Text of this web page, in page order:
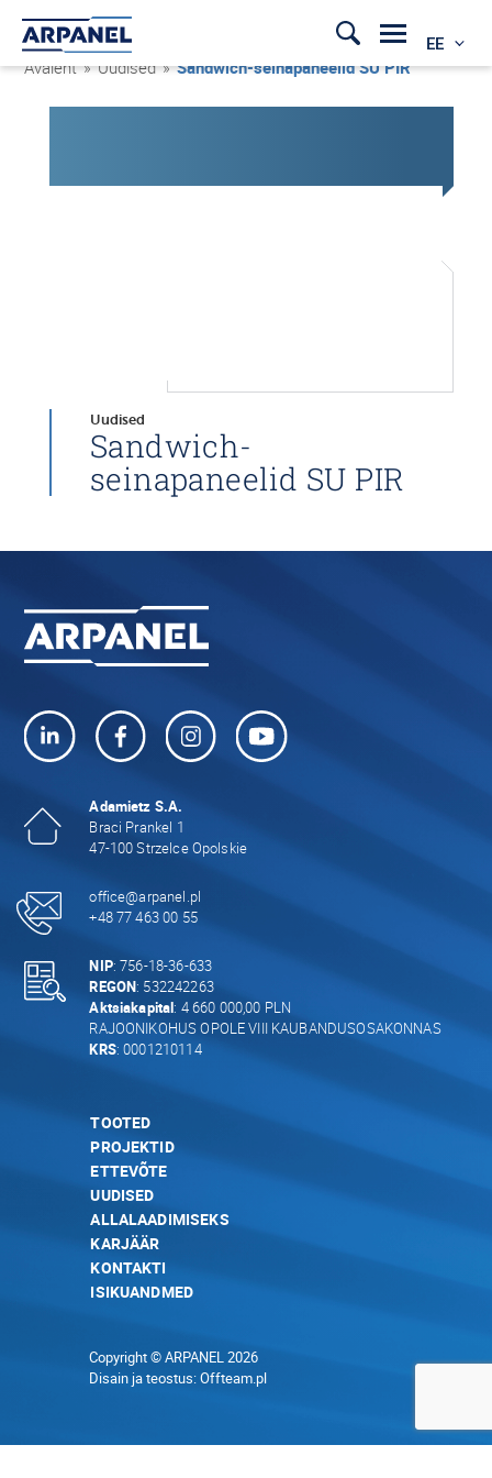
EE
Avaleht » Uudised »Sandwich-seinapaneelid SU PIR
Uudised
Sandwich-
seinapaneelid SU PIR
Adamietz S.A.
Braci Prankel 1
47-100 Strzelce Opolskie
office@arpanel.pl
+48 77 463 00 55
NIP: 756-18-36-633
REGON: 532242263
Aktsiakapital: 4 660 000,00 PLN
RAJOONIKOHUS OPOLE VIII KAUBANDUSOSAKONNAS
KRS: 0001210114
TOOTED
PROJEKTID
ETTEVÕTE
UUDISED
ALLALAADIMISEKS
KARJÄÄR
KONTAKTI
ISIKUANDMED
Copyright © ARPANEL 2026
Disain ja teostus:Offteam.pl